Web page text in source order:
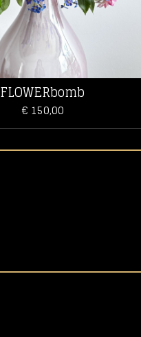
FLOWERbomb
€ 150,00